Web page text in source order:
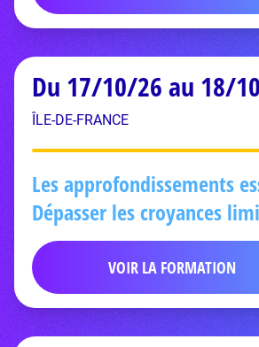
Du 17/10/26 au 18/
ÎLE-DE-FRANCE
Les approfondissements
Dépasser les croyances
VOIR LA FORMATION